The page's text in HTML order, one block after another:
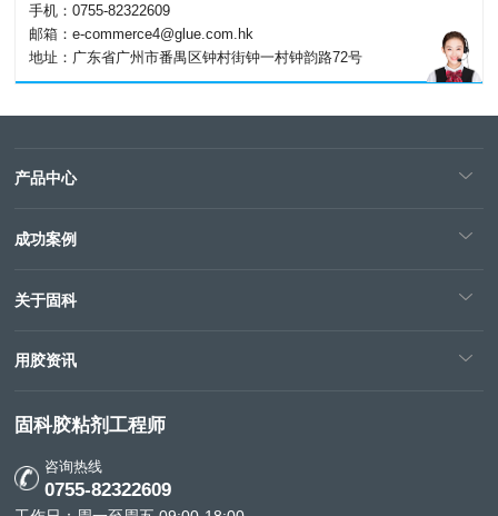
手机：0755-82322609
邮箱：e-commerce4@glue.com.hk
地址：广东省广州市番禺区钟村街钟一村钟韵路72号
产品中心
成功案例
关于固科
用胶资讯
固科胶粘剂工程师
咨询热线
0755-82322609